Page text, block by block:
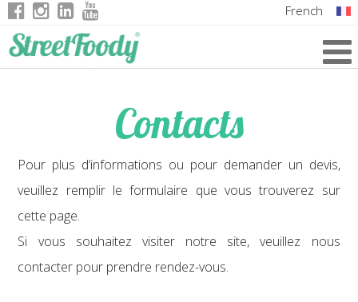
French
Contacts
Pour plus d’informations ou pour demander un devis,
veuillez remplir le formulaire que vous trouverez sur
cette page.
Si vous souhaitez visiter notre site, veuillez nous
contacter pour prendre rendez-vous.